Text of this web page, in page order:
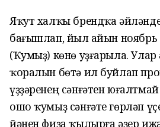
Яҡут халҡы брендҡа
бағышлап, йыл һайын
(Ҡумыҙ) көнө уҙғарыла. Улар
ҡоралын бөтә ил буйлап
үҙҙәренең сәнғәтен
ошо ҡумыҙ сәнғәте гөрләп
йәнен фиҙа ҡылырға әҙер